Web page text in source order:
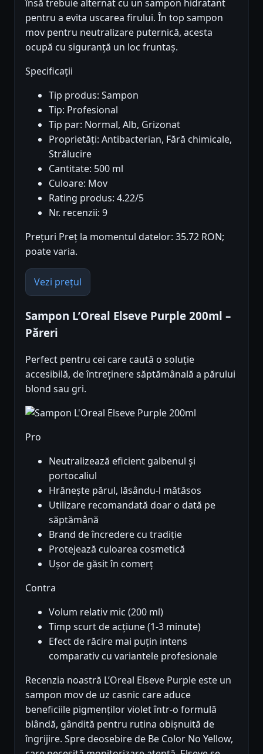
însă trebuie alternat cu un sampon hidratant
pentru a evita uscarea firului. În top sampon
mov pentru neutralizare puternică, acesta
ocupă cu siguranță un loc fruntaș.
Specificații
Tip produs: Sampon
Tip: Profesional
Tip par: Normal, Alb, Grizonat
Proprietăți: Antibacterian, Fără chimicale,
Strălucire
Cantitate: 500 ml
Culoare: Mov
Rating produs: 4.22/5
Nr. recenzii: 9
Prețuri Preț la momentul datelor: 35.72 RON;
poate varia.
Vezi prețul
Sampon L’Oreal Elseve Purple 200ml –
Păreri
Perfect pentru cei care caută o soluție
accesibilă, de întreținere săptămânală a părului
blond sau gri.
Pro
Neutralizează eficient galbenul și
portocaliul
Hrănește părul, lăsându-l mătăsos
Utilizare recomandată doar o dată pe
săptămână
Brand de încredere cu tradiție
Protejează culoarea cosmetică
Ușor de găsit în comerț
Contra
Volum relativ mic (200 ml)
Timp scurt de acțiune (1-3 minute)
Efect de răcire mai puțin intens
comparativ cu variantele profesionale
Recenzia noastră L’Oreal Elseve Purple este un
sampon mov de uz casnic care aduce
beneficiile pigmenților violet într-o formulă
blândă, gândită pentru rutina obișnuită de
îngrijire. Spre deosebire de Be Color No Yellow,